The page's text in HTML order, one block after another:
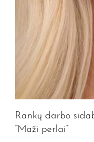
Rankų darbo
“Maži perlai”